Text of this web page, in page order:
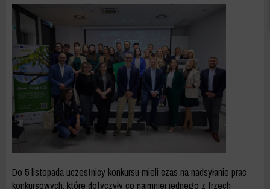
Do 5 listopada uczestnicy konkursu mieli czas na nadsyłanie prac
konkursowych, które dotyczyły co najmniej jednego z trzech